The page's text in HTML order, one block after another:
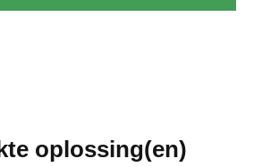
oplossing(en)